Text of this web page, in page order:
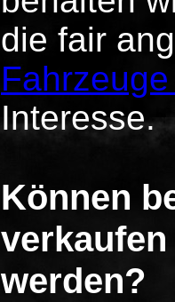
die fair
Interesse.
Können
werden?